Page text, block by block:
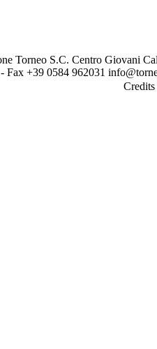
Torneo S.C. Centro Giovani
Fax +39 0584 962031
Credits